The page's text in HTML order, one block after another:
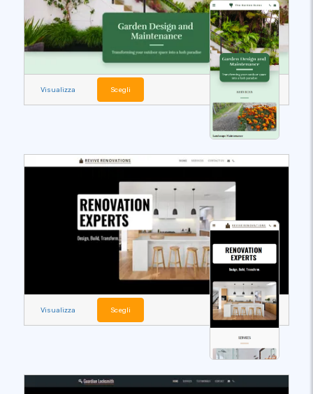
Visualizza Scegli
Visualizza Scegli